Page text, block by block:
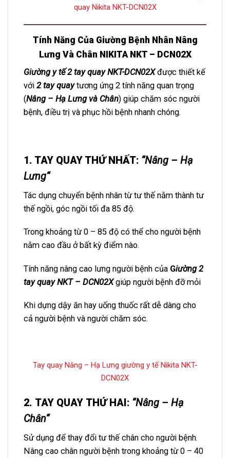
quay Nikita NKT-DCN02X
Tính Năng Của Giường Bệnh Nhân Nâng
Lưng Và Chân NIKITA NKT – DCN02X
Giường y tế 2 tay quay NKT-DCN02Xđược thiết kế
với 2 tay quaytương ứng 2 tính năng quan trọng
(Nâng – Hạ Lưng và Chân) giúp chăm sóc người
bệnh, điều trị và phục hồi bệnh nhanh chóng.
1. TAY QUAY THỨ NHẤT: “Nâng – Hạ
Lưng“
Tác dụng chuyển bệnh nhân từ tư thế nằm thành tư
thế ngồi, góc ngồi tối đa 85 độ.
Trong khoảng từ 0 – 85 độ có thể cho người bệnh
nằm cao đầu ở bất kỳ điểm nào.
Tính năng nâng cao lưng người bệnh của Giường 2
tay quay NKT – DCN02Xgiúp người bệnh đỡ mỏi
Khi dựng dậy ăn hay uống thuốc rất dễ dàng cho
cả người bệnh và người chăm sóc.
Tay quay Nâng – Hạ Lưng giường y tế Nikita NKT-
DCN02X
2. TAY QUAY THỨ HAI : “Nâng – Hạ
Chân“
Sử dụng để thay đổi tư thế chân cho người bệnh.
Nâng cao chân người bệnh trong khoảng từ 0 – 40